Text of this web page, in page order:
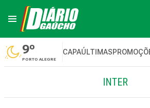
9º
PORTO ALEGRE
CAPAÚLTIMAS
INTER